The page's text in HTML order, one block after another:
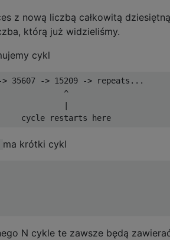
z nową liczbą całkowitą
którą już widzieliśmy.
cykl
> 35607 -> 15209 -> repeats...
^
|
ma krótki cykl
N cykle te zawsze będą